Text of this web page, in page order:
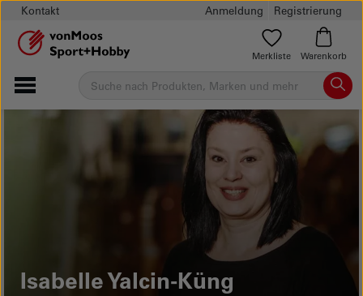
Kontakt Anmeldung Registrierung
Merkliste Warenkorb
Isabelle Yalcin-Küng